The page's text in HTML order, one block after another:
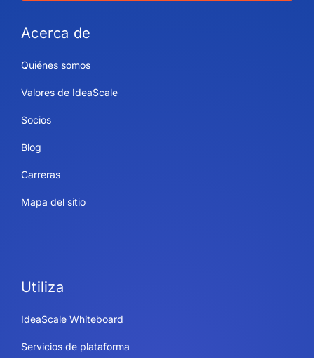
Acerca de
Quiénes somos
Valores de IdeaScale
Socios
Blog
Carreras
Mapa del sitio
Utiliza
IdeaScale Whiteboard
Servicios de plataforma